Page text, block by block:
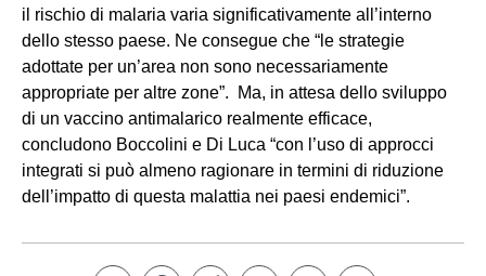
il rischio di malaria varia significativamente all’interno
dello stesso paese. Ne consegue che “le strategie
adottate per un’area non sono necessariamente
appropriate per altre zone”. Ma, in attesa dello sviluppo
di un vaccino antimalarico realmente efficace,
concludono Boccolini e Di Luca “con l’uso di approcci
integrati si può almeno ragionare in termini di riduzione
dell’impatto di questa malattia nei paesi endemici”.